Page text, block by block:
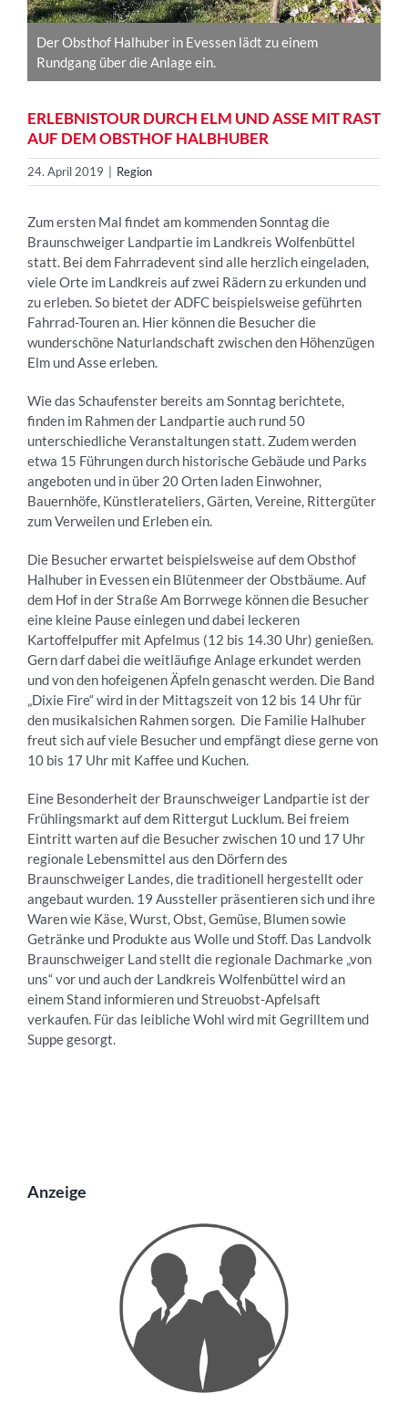
Der Obsthof Halhuber in Evessen lädt zu einem
Rundgang über die Anlage ein.
ERLEBNISTOUR DURCH ELM UND ASSE MIT RAST
AUF DEM OBSTHOF HALBHUBER
24. April 2019 | Region
Zum ersten Mal findet am kommenden Sonntag die
Braunschweiger Landpartie im Landkreis Wolfenbüttel
statt. Bei dem Fahrradevent sind alle herzlich eingeladen,
viele Orte im Landkreis auf zwei Rädern zu erkunden und
zu erleben. So bietet der ADFC beispielsweise geführten
Fahrrad-Touren an. Hier können die Besucher die
wunderschöne Naturlandschaft zwischen den Höhenzügen
Elm und Asse erleben.
Wie das Schaufenster bereits am Sonntag berichtete,
finden im Rahmen der Landpartie auch rund 50
unterschiedliche Veranstaltungen statt. Zudem werden
etwa 15 Führungen durch historische Gebäude und Parks
angeboten und in über 20 Orten laden Einwohner,
Bauernhöfe, Künstlerateliers, Gärten, Vereine, Rittergüter
zum Verweilen und Erleben ein.
Die Besucher erwartet beispielsweise auf dem Obsthof
Halhuber in Evessen ein Blütenmeer der Obstbäume. Auf
dem Hof in der Straße Am Borrwege können die Besucher
eine kleine Pause einlegen und dabei leckeren
Kartoffelpuffer mit Apfelmus (12 bis 14.30 Uhr) genießen.
Gern darf dabei die weitläufige Anlage erkundet werden
und von den hofeigenen Äpfeln genascht werden. Die Band
„Dixie Fire“ wird in der Mittagszeit von 12 bis 14 Uhr für
den musikalsichen Rahmen sorgen. Die Familie Halhuber
freut sich auf viele Besucher und empfängt diese gerne von
10 bis 17 Uhr mit Kaffee und Kuchen.
Eine Besonderheit der Braunschweiger Landpartie ist der
Frühlingsmarkt auf dem Rittergut Lucklum. Bei freiem
Eintritt warten auf die Besucher zwischen 10 und 17 Uhr
regionale Lebensmittel aus den Dörfern des
Braunschweiger Landes, die traditionell hergestellt oder
angebaut wurden. 19 Aussteller präsentieren sich und ihre
Waren wie Käse, Wurst, Obst, Gemüse, Blumen sowie
Getränke und Produkte aus Wolle und Stoff. Das Landvolk
Braunschweiger Land stellt die regionale Dachmarke „von
uns“ vor und auch der Landkreis Wolfenbüttel wird an
einem Stand informieren und Streuobst-Apfelsaft
verkaufen. Für das leibliche Wohl wird mit Gegrilltem und
Suppe gesorgt.
Anzeige